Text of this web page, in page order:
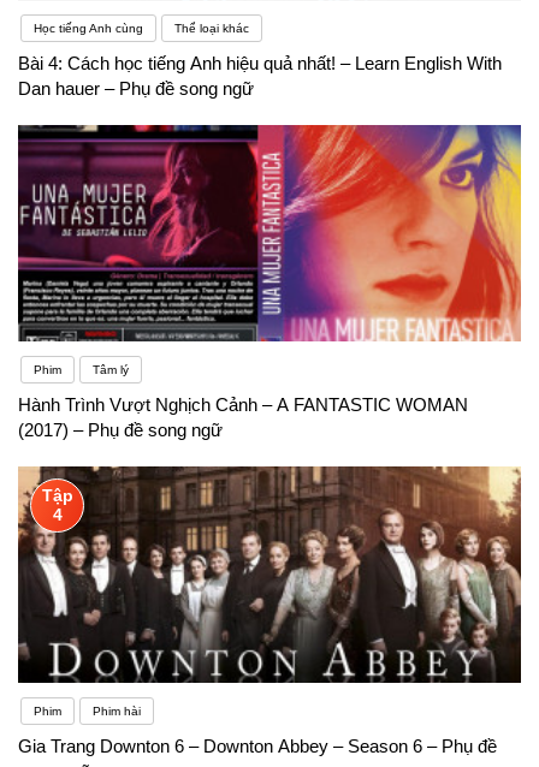
Học tiếng Anh cùng Thể loại khác
Bài 4: Cách học tiếng Anh hiệu quả nhất! – Learn English With
Dan hauer – Phụ đề song ngữ
Phim Tâm lý
Hành Trình Vượt Nghịch Cảnh – A FANTASTIC WOMAN
(2017) – Phụ đề song ngữ
Tập
4
Phim Phim hài
Gia Trang Downton 6 – Downton Abbey – Season 6 – Phụ đề